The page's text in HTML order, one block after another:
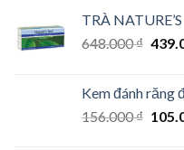
TRÀ
648.000₫
Kem đánh răng
156.000₫